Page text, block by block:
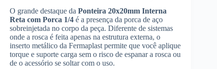
O grande destaque da Ponteira 20x20mm Interna
Reta com Porca 1/4 é a presença da porca de aço
sobreinjetada no corpo da peça. Diferente de sistemas
onde a rosca é feita apenas na estrutura externa, o
inserto metálico da Fermaplast permite que você aplique
torque e suporte carga sem o risco de espanar a rosca ou
de o acessório se soltar com o uso.